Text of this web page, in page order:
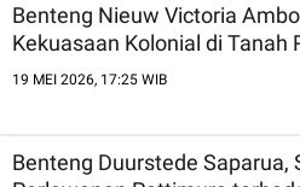
Benteng Nieuw Victoria
Kekuasaan Kolonial di Tanah
19 MEI 2026, 17:25 WIB
Benteng Duurstede Saparua,